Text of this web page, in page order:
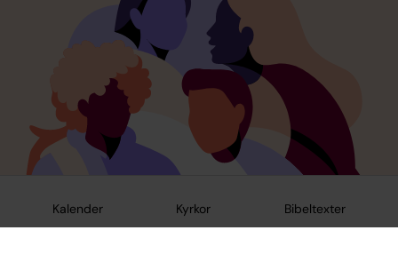
Kalender Kyrkor Bibeltexter